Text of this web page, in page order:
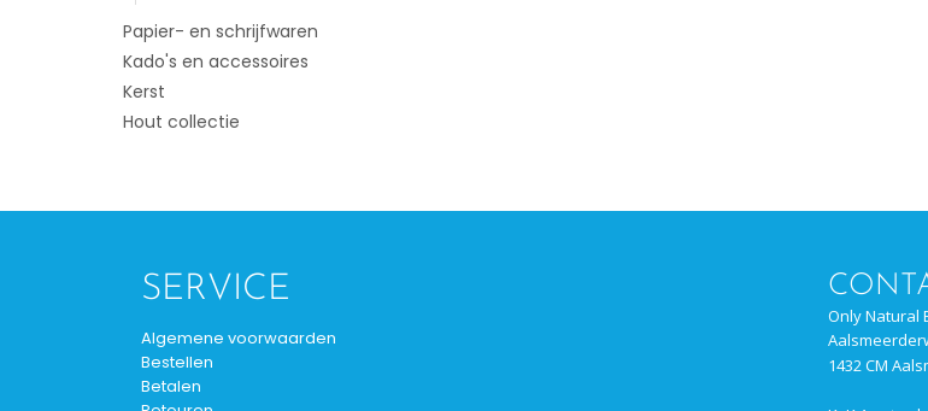
Papier- en schrijfwaren
Kado's en accessoires
Kerst
Hout collectie
SERVICE
Algemene voorwaarden
Bestellen
Betalen
Only Natural
1432 CM